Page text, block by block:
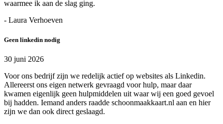
waarmee ik aan de slag ging.
- Laura Verhoeven
Geen linkedin nodig
30 juni 2026
Voor ons bedrijf zijn we redelijk actief op websites als Linkedin.
Allereerst ons eigen netwerk gevraagd voor hulp, maar daar
kwamen eigenlijk geen hulpmiddelen uit waar wij een goed gevoel
bij hadden. Iemand anders raadde schoonmaakkaart.nl aan en hier
zijn we dan ook direct geslaagd.